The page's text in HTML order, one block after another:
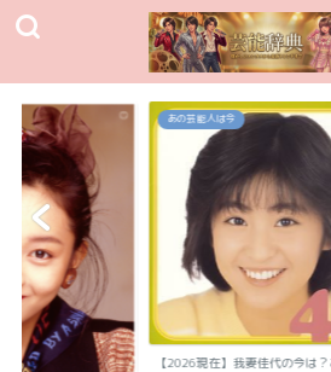
あの芸能人は今
【2026現在】我妻佳代の今は